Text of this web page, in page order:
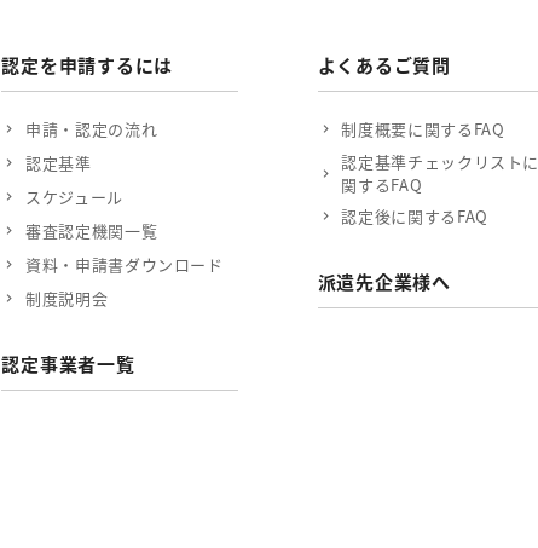
認定を申請するには
申請・認定の流れ
認定基準
スケジュール
審査認定機関一覧
資料・申請書ダウンロード
制度説明会
認定事業者一覧
よくあるご質問
制度概要に関するFAQ
認定基準チェックリストに
関するFAQ
認定後に関するFAQ
派遣先企業様へ